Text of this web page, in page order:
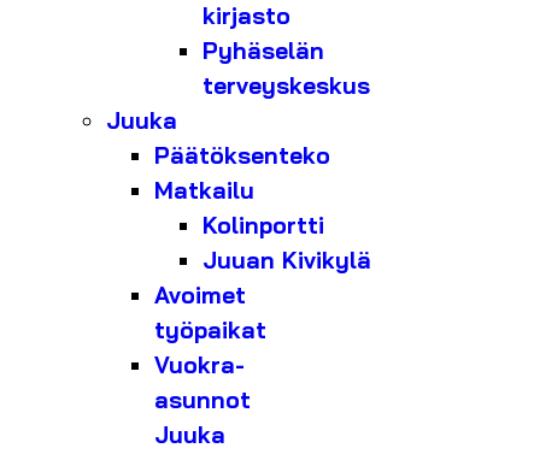
kirjasto
Pyhäselän
terveyskeskus
Juuka
Päätöksenteko
Matkailu
Kolinportti
Juuan Kivikylä
Avoimet
työpaikat
Vuokra-
asunnot
Juuka